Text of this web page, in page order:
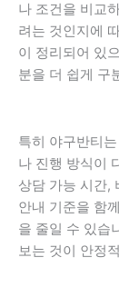
나 조건을 비교
려는 것인지에
이 정리되어 있
분을 더 쉽게 구
특히 야구반티
나 진행 방식이
상담 가능 시간,
안내 기준을 함
을 줄일 수 있습
보는 것이 안정